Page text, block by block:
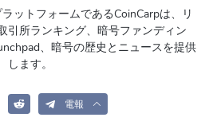
ットフォームであるCoinCarpは、リ
引所ランキング、暗号ファンディン
、暗号の歴史とニュースを提供
します。
電報